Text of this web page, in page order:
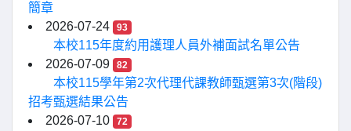
簡章
2026-07-24
93
本校115年度約用護理人員外補面試名單公告
2026-07-09
82
本校115學年第2次代理代課教師甄選第3次(階段)
招考甄選結果公告
2026-07-10
72